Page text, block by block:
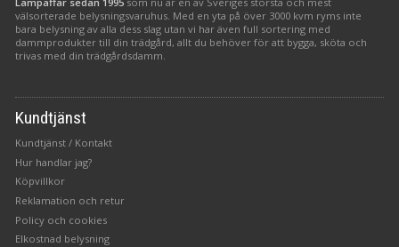
välsorterade belysningsvaruhus. Med en yta på över 3000 kvm ryms inte
bara belysning av alla dess slag utan vi har även full sortering med
dammprodukter till din trädgård, allt du behöver för att bygga, sköta och
trivas med din trädgårdsdamm.
Kundtjänst
Kundtjänst / Kontakt
Hur handlar jag?
Köpvillkor
Reklamation och retur
Policy och cookies
Elkostnad belysning